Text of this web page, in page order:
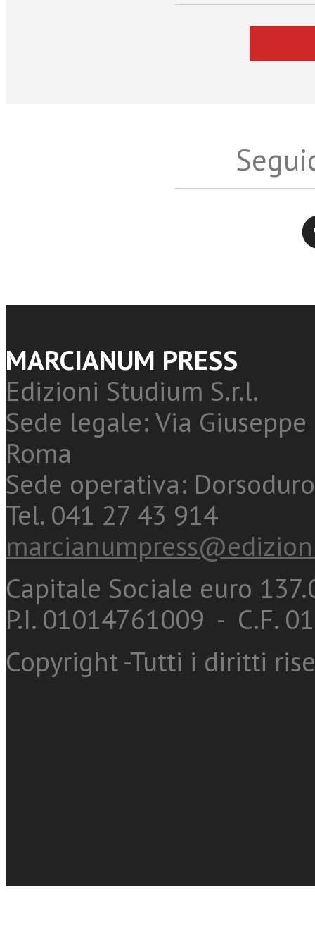
MARCIANUM PRESS
Edizioni Studium S.r.l.
Sede legale: Via
Roma
Sede operativa:
Tel. 041 27 43 914
Capitale Sociale euro
P.I. 01014761009 - C.F.
Copyright -Tutti i diritti